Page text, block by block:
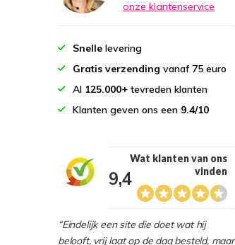
onze klantenservice
Snelle levering
Gratis verzending vanaf 75 euro
Al 125.000+ tevreden klanten
Klanten geven ons een 9.4/10
9,4
Wat klanten van ons
vinden
“Eindelijk een site die doet wat hij
belooft, vrij laat op de dag besteld, maar